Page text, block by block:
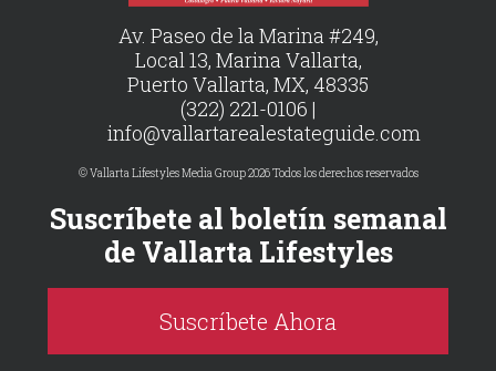
Av. Paseo de la Marina #249,
Local 13, Marina Vallarta,
Puerto Vallarta, MX, 48335
(322) 221-0106 |
info@vallartarealestateguide.com
© Vallarta Lifestyles Media Group 2026 Todos los derechos reservados
Suscríbete al boletín semanal
de Vallarta Lifestyles
Suscríbete Ahora